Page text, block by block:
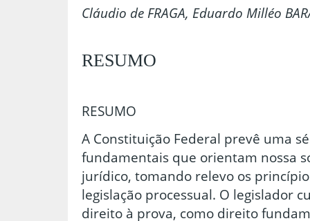
Cláudio de FRAGA, Eduardo Milléo
RESUMO
RESUMO
A Constituição Federal prevê uma
fundamentais que orientam nossa
jurídico, tomando relevo os
legislação processual. O legislador
direito à prova, como direito